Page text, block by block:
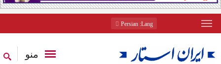
Lang
: Persian
منو